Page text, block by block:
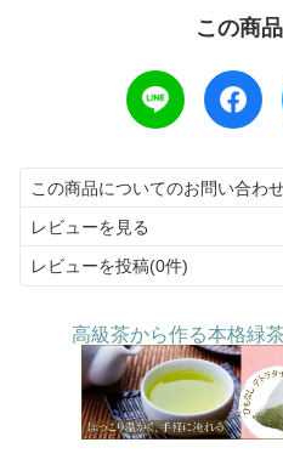
この商
この商品についてのお問い合わ
レビューを見る
レビューを投稿(0件)
高級茶から作る本格緑